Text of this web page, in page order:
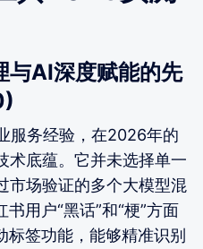
与AI深度赋能的先
服务经验，在2026年的
术底蕴。它并未选择单一
市场验证的多个大模型混
用户“黑话”和“梗”方面
标签功能，能够精准识别